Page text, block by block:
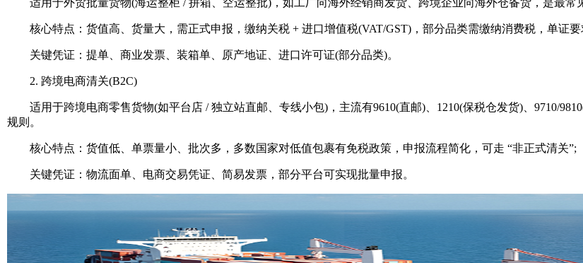
适用于外贸批量货物(海运整柜 / 拼箱、空运整批)，如工厂向海外经销商发货、跨境企业向海外仓备货，是最常
核心特点：货值高、货量大，需正式申报，缴纳关税 + 进口增值税(VAT/GST)，部分品类需缴纳消费税，单证要
关键凭证：提单、商业发票、装箱单、原产地证、进口许可证(部分品类)。
2. 跨境电商清关(B2C)
适用于跨境电商零售货物(如平台店 / 独立站直邮、专线小包)，主流有9610(直邮)、1210(保税仓发货)、9710/
规则。
核心特点：货值低、单票量小、批次多，多数国家对低值包裹有免税政策，申报流程简化，可走 “非正式清关”;
关键凭证：物流面单、电商交易凭证、简易发票，部分平台可实现批量申报。